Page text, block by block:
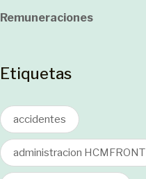
Remuneraciones
Etiquetas
accidentes
administracion HCMFRONT